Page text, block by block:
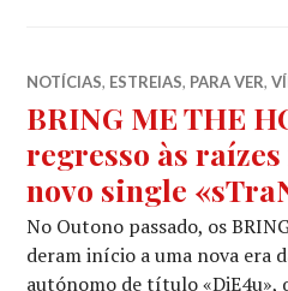
NOTÍCIAS, ESTREIAS, PARA VER,
BRING ME THE
regresso às
novo single
No Outono passado, os
deram início a uma nova era
autónomo de título «DiE4u»,